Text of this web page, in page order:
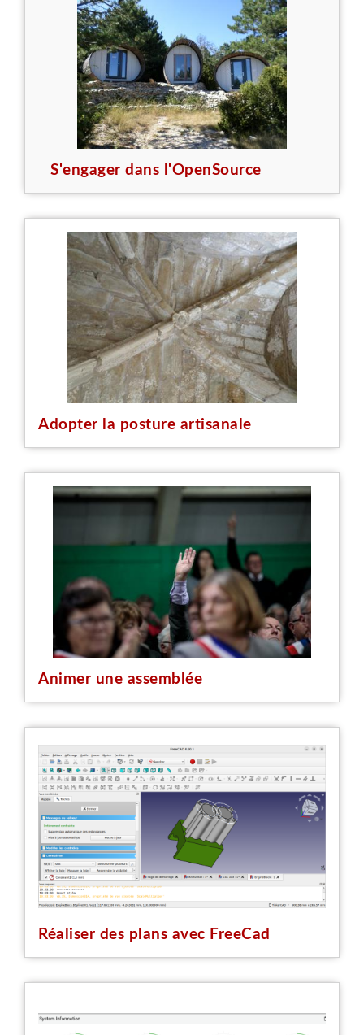
S'engager dans l'OpenSource
Adopter la posture artisanale
Animer une assemblée
Réaliser des plans avec FreeCad